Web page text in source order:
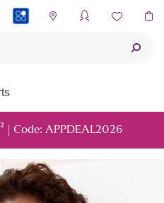
² | Code: APPDEAL2026